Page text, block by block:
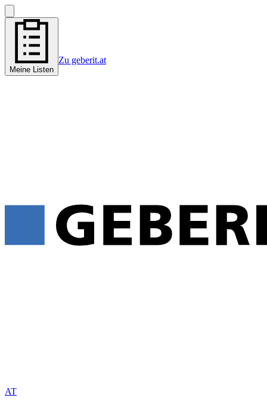
Meine Listen
Zu geberit.at
AT